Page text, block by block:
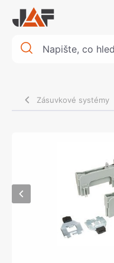
Zásuvkové systémy